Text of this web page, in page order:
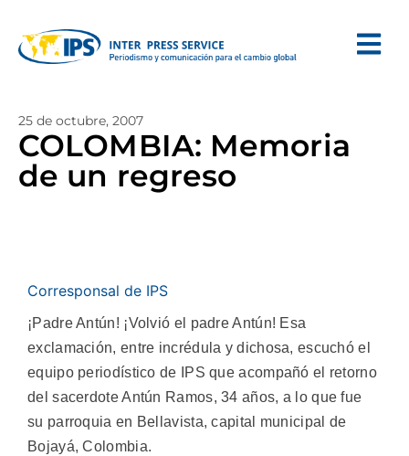
25 de octubre, 2007
COLOMBIA: Memoria
de un regreso
Corresponsal de IPS
¡Padre Antún! ¡Volvió el padre Antún! Esa
exclamación, entre incrédula y dichosa, escuchó el
equipo periodístico de IPS que acompañó el retorno
del sacerdote Antún Ramos, 34 años, a lo que fue
su parroquia en Bellavista, capital municipal de
Bojayá, Colombia.